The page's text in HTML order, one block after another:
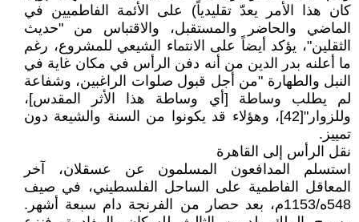
كان هذا الأمر يعدّ تقليدياً) على الأئمة الفاطميين في
الماضي والحاضر والمستقبل، والاقتباس من "حديث
الثقلين"، يؤكد أيضاً على الانتماء الشيعي للمشروع، رغم
ما أعلنه بدر الدين من أنه دفن الرأس في مكان غاية في
النبل والطهارة "من أجل قبول صلوات الراغبين، وشفاعة
لم يطلب وساطة [أي وساطة هذا الأثر المقدس]،
وللزوار"[42]، وهؤلاء قد يكونوا من السنة والشيعة دون
تمييز.
نقل الرأس إلى القاهرة
استسلم المدافعون المسلمون عن عسقلان، آخر
المعاقل الفاطمية على الساحل الفلسطيني، في صيف
548ه/1153م، بعد حصار من الفرنجة دام سبعة أشهر.